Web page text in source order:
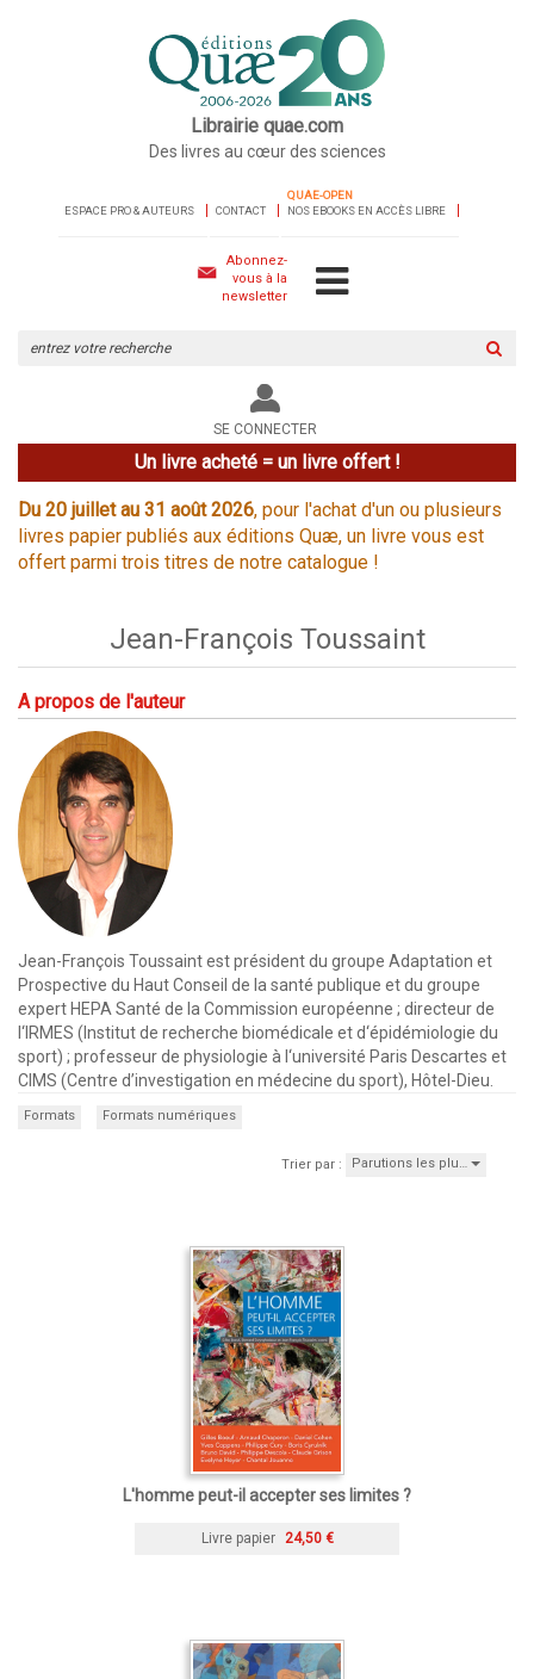
Librairie quae.com
Des livres au cœur des sciences
ESPACE PRO & AUTEURS CONTACT
QUAE-OPEN
NOS EBOOKS EN ACCÈS LIBRE
Abonnez-
vous à la
newsletter
le
site
SE CONNECTER
Un livre acheté = un livre offert !
Du 20 juillet au 31 août 2026, pour l'achat d'un ou plusieurs
livres papier publiés aux éditions Quæ, un livre vous est
offert parmi trois titres de notre catalogue !
Jean-François Toussaint
A propos de l'auteur
Jean-François Toussaint est président du groupe Adaptation et
Prospective du Haut Conseil de la santé publique et du groupe
expert HEPA Santé de la Commission européenne ; directeur de
l‘IRMES (Institut de recherche biomédicale et d‘épidémiologie du
sport) ; professeur de physiologie à l‘université Paris Descartes et
CIMS (Centre d’investigation en médecine du sport), Hôtel-Dieu.
Formats Formats numériques
Trier par : Parutions les plu…
L'homme peut-il accepter ses limites ?
Livre papier 24,50 €